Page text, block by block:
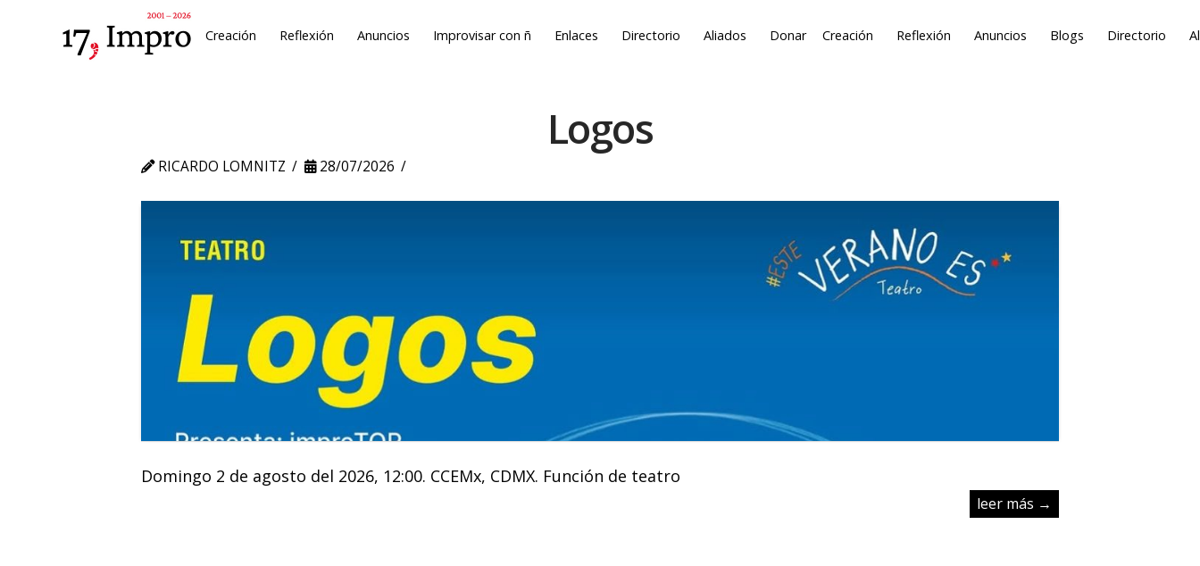
Creación Reflexión Anuncios Improvisar con ñ Enlaces Directorio Aliados Donar Creación Reflexión Anuncios Blogs Directorio
Logos
RICARDO LOMNITZ 28/07/2026
Domingo 2 de agosto del 2026, 12:00. CCEMx, CDMX. Función de teatro
leer más →